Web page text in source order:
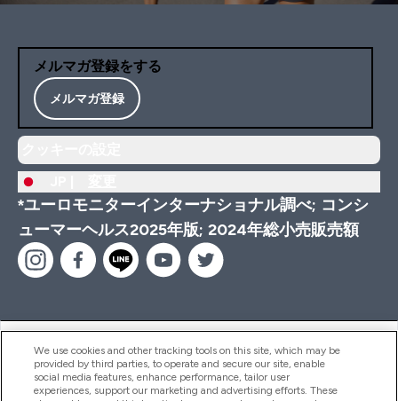
メルマガ登録をする
メルマガ登録
*ユーロモニターインターナショナル調べ; コンシ
ューマーヘルス2025年版; 2024年総小売販売額
ヘルプ＆ガイド
We use cookies and other tracking tools on this site, which may be
provided by third parties, to operate and secure our site, enable
social media features, enhance performance, tailor user
experiences, support our marketing and advertising efforts. These